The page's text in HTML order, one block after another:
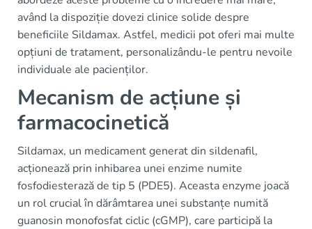
având la dispoziție dovezi clinice solide despre
beneficiile Sildamax. Astfel, medicii pot oferi mai multe
opțiuni de tratament, personalizându-le pentru nevoile
individuale ale pacienților.
Mecanism de acțiune și
farmacocinetică
Sildamax, un medicament generat din sildenafil,
acționează prin inhibarea unei enzime numite
fosfodiesterază de tip 5 (PDE5). Aceasta enzyme joacă
un rol crucial în dărâmtarea unei substanțe numită
guanosin monofosfat ciclic (cGMP), care participă la